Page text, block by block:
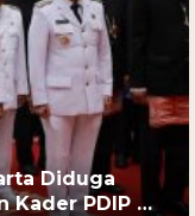
Diduga
Kader PDIP …